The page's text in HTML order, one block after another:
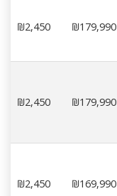
₪179,990
₪2,450
₪179,990
₪2,450
₪169,990
₪2,450